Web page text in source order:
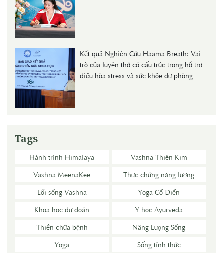
Kết quả Nghiên Cứu Haama Breath: Vai
trò của luyện thở có cấu trúc trong hỗ trợ
điều hòa stress và sức khỏe dự phòng
Tags
Hành trình Himalaya
Vashna Thiên Kim
Vashna MeenaKee
Thực chứng năng lượng
Lối sống Vashna
Yoga Cổ Điển
Khoa học dự đoán
Y học Ayurveda
Thiền chữa bệnh
Năng Lượng Sống
Yoga
Sống tỉnh thức